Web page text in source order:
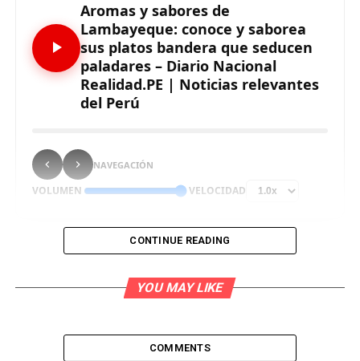
Aromas y sabores de
Lambayeque: conoce y saborea
sus platos bandera que seducen
paladares – Diario Nacional
Realidad.PE | Noticias relevantes
del Perú
NAVEGACIÓN
VOLUMEN VELOCIDAD
El bien ganado prestigio mundial de la gastronomía
heredera de tradiciones ancestrales y de un
CONTINUE READING
YOU MAY LIKE
COMMENTS